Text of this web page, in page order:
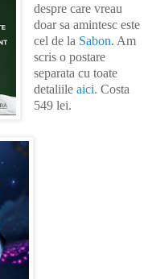
despre care vreau
doar sa amintesc este
cel de la Sabon. Am
scris o postare
separata cu toate
detaliile aici. Costa
549 lei.